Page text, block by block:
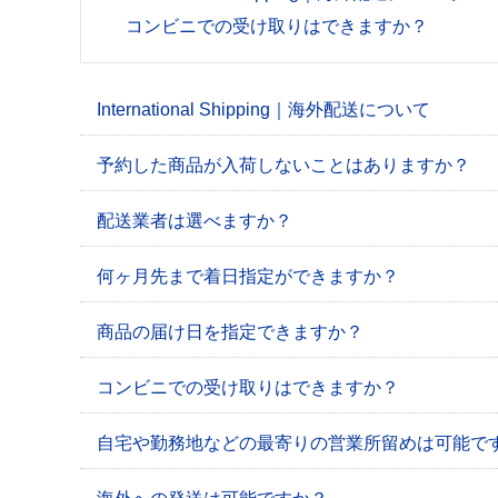
コンビニでの受け取りはできますか？
International Shipping｜海外配送について
予約した商品が入荷しないことはありますか？
配送業者は選べますか？
何ヶ月先まで着日指定ができますか？
商品の届け日を指定できますか？
コンビニでの受け取りはできますか？
自宅や勤務地などの最寄りの営業所留めは可能で